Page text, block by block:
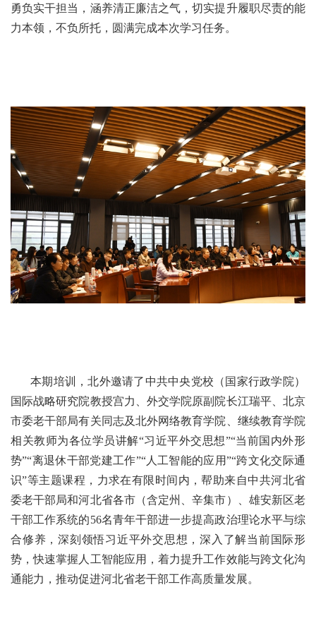
勇负实干担当，涵养清正廉洁之气，切实提升履职尽责的能
力本领，不负所托，圆满完成本次学习任务。
本期培训，北外邀请了中共中央党校（国家行政学院）
国际战略研究院教授宫力、外交学院原副院长江瑞平、北京
市委老干部局有关同志及北外网络教育学院、继续教育学院
相关教师为各位学员讲解“习近平外交思想”“当前国内外形
势”“离退休干部党建工作”“人工智能的应用”“跨文化交际通
识”等主题课程，力求在有限时间内，帮助来自中共河北省
委老干部局和河北省各市（含定州、辛集市）、雄安新区老
干部工作系统的56名青年干部进一步提高政治理论水平与综
合修养，深刻领悟习近平外交思想，深入了解当前国际形
势，快速掌握人工智能应用，着力提升工作效能与跨文化沟
通能力，推动促进河北省老干部工作高质量发展。